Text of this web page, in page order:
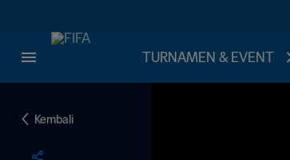
TURNAMEN & EVENT
Kembali